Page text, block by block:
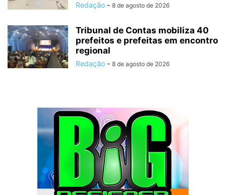
Redação - 8 de agosto de 2026
Tribunal de Contas mobiliza 40
prefeitos e prefeitas em encontro
regional
Redação - 8 de agosto de 2026